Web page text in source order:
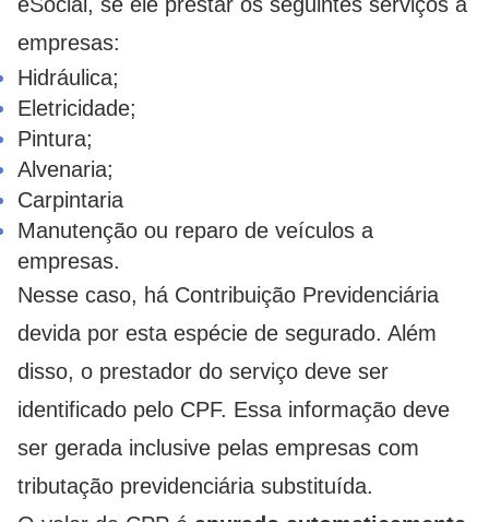
empresas:
Hidráulica;
Eletricidade;
Pintura;
Alvenaria;
Carpintaria
Manutenção ou reparo de veículos a
empresas.
Nesse caso, há Contribuição Previdenciária
devida por esta espécie de segurado. Além
disso, o prestador do serviço deve ser
identificado pelo CPF. Essa informação deve
ser gerada inclusive pelas empresas com
tributação previdenciária substituída.